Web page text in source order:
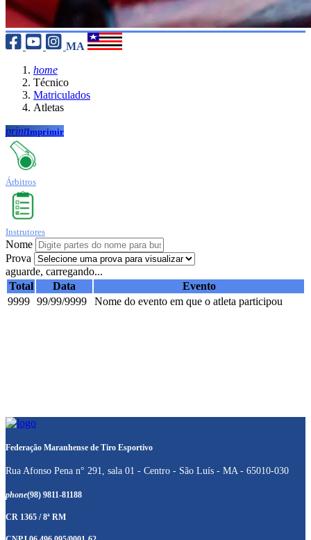
MA
home
Técnico
Matriculados
Atletas
printImprimir
Árbitros
Instrutores
Nome
Prova
aguarde, carregando...
Total
Data
Evento
9999 99/99/9999 Nome do evento em que o atleta participou
Federação Maranhense de Tiro Esportivo
Rua Afonso Pena n° 291, sala 01 - Centro - São Luís - MA - 65010-030
phone(98) 9811-81188
CR 1365 / 8ª RM